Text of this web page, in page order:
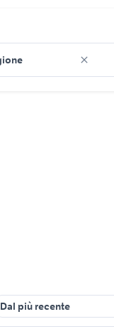
Dal più recente